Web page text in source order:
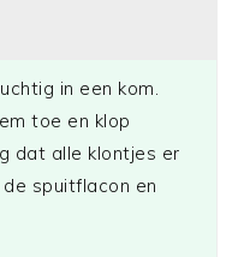
in een kom.
toe en klop
dat alle klontjes er
spuitflacon en